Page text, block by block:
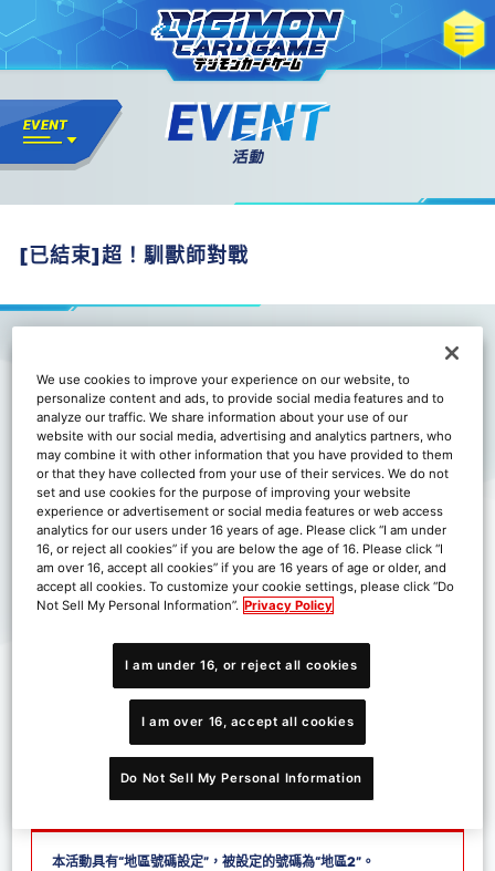
[已結束]超！馴獸師對戰
World Championship 25-26 亞洲總決賽
本活動具有“地區號碼設定”，被設定的號碼為“地區2”。
We use cookies to improve your experience on our website, to
personalize content and ads, to provide social media features and to
analyze our traffic. We share information about your use of our
website with our social media, advertising and analytics partners, who
may combine it with other information that you have provided to them
or that they have collected from your use of their services. We do not
set and use cookies for the purpose of improving your website
experience or advertisement or social media features or web access
analytics for our users under 16 years of age. Please click “I am under
16, or reject all cookies” if you are below the age of 16. Please click “I
am over 16, accept all cookies” if you are 16 years of age or older, and
accept all cookies. To customize your cookie settings, please click “Do
Not Sell My Personal Information”. Privacy Policy
I am under 16, or reject all cookies
I am over 16, accept all cookies
Do Not Sell My Personal Information